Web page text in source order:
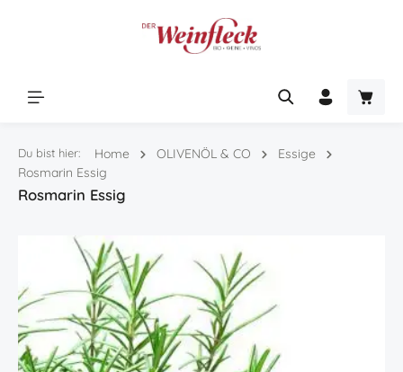
Du bist hier: Home OLIVENÖL & CO
Essige
Rosmarin Essig
Rosmarin Essig